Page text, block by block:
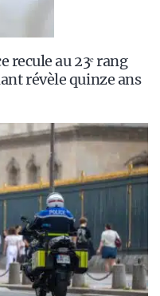
au 23ᵉ rang
révèle quinze ans